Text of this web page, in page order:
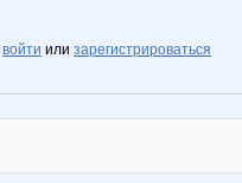
войти или зарегистрироваться